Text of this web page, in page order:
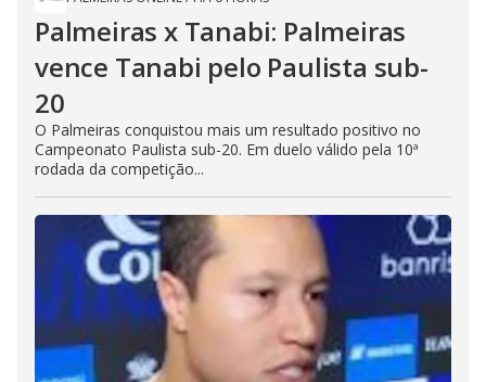
Palmeiras x Tanabi: Palmeiras
vence Tanabi pelo Paulista sub-
20
O Palmeiras conquistou mais um resultado positivo no
Campeonato Paulista sub-20. Em duelo válido pela 10ª
rodada da competição...